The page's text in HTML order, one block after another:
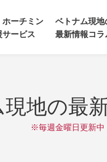
ーチミン
ービス
ベトナム現地
最新情報コラ
地の最
※毎週金曜日更新中